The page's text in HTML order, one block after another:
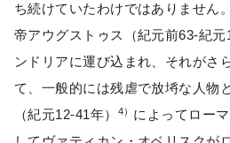
ち続けていたわけではありません
帝アウグストゥス（紀元前63-紀
ンドリアに運び込まれ、それがさ
て、一般的には残虐で放埓な人物
（紀元12-41年）
4） によってロー